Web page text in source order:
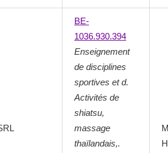
BE-
1036.930.394
Enseignement
de disciplines
sportives et d.
Activités de
shiatsu,
massage
thaïlandais,.